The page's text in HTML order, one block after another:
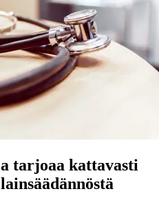
tarjoaa kattavasti